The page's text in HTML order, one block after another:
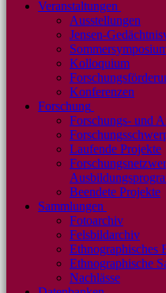
Veranstaltungen
Ausstellungen
Jensen-
Kolloquium
Konferenzen
Forschung
Forschungs- und
Laufende Projekte
Beendete Projekte
Sammlungen
Fotoarchiv
Felsbildarchiv
Ethnographisches
Ethnographische
Nachlässe